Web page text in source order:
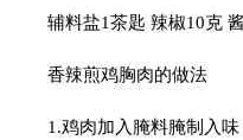
辅料盐1茶匙 辣椒10克
香辣煎鸡胸肉的做法
1.鸡肉加入腌料腌制入味